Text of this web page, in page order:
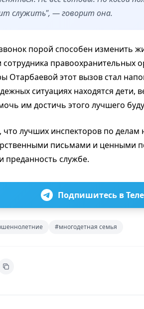
служить", — говорит она.
порой способен изменить
сотрудника правоохранительных
Отарбаевой этот вызов стал
ситуациях находятся
им достичь этого лучшего
, что лучших инспекторов по
письмами и ценными
преданность службе.
Подпишитесь в
#многодетная семья